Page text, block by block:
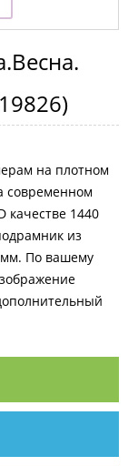
19826)
на плотном
современном
качестве 1440
из
мм. По вашему